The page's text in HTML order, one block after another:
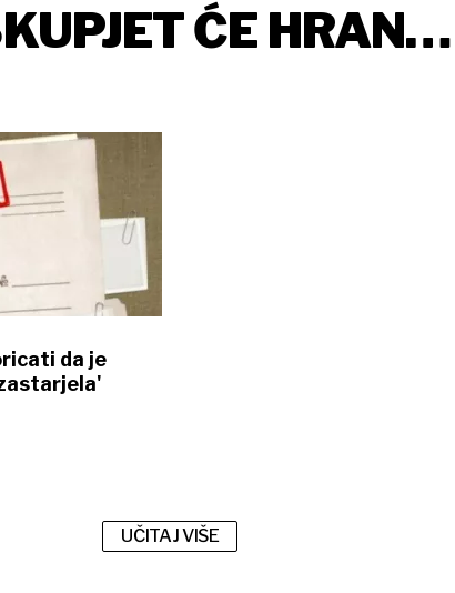
ĆE HRANA I
da je
UČITAJ VIŠE